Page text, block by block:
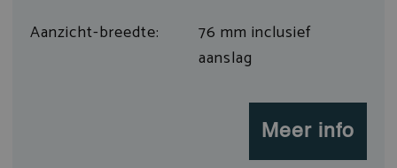
Aanzicht-breedte:
76 mm inclusief
aanslag
Meer info